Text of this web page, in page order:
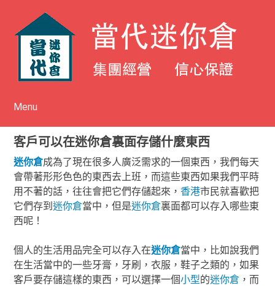
Menu
客戶可以在迷你倉裏面存儲什麼東西
迷你倉成為了現在很多人廣泛需求的一個東西，我們每天
會帶著形形色色的東西去上班，而這些東西如果我們平時
用不著的話，往往會把它們存儲起來，香港市民就喜歡把
它們存到迷你倉當中，但是迷你倉裏面都可以存入哪些東
西呢！
個人的生活用品完全可以存入在迷你倉當中，比如說我們
在生活當中的一些牙膏，牙刷，衣服，鞋子之類的，如果
客戶要存儲這樣的東西，可以選擇一個小型的迷你倉 ，而